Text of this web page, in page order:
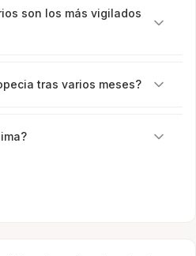
son los más vigilados
tras varios meses?